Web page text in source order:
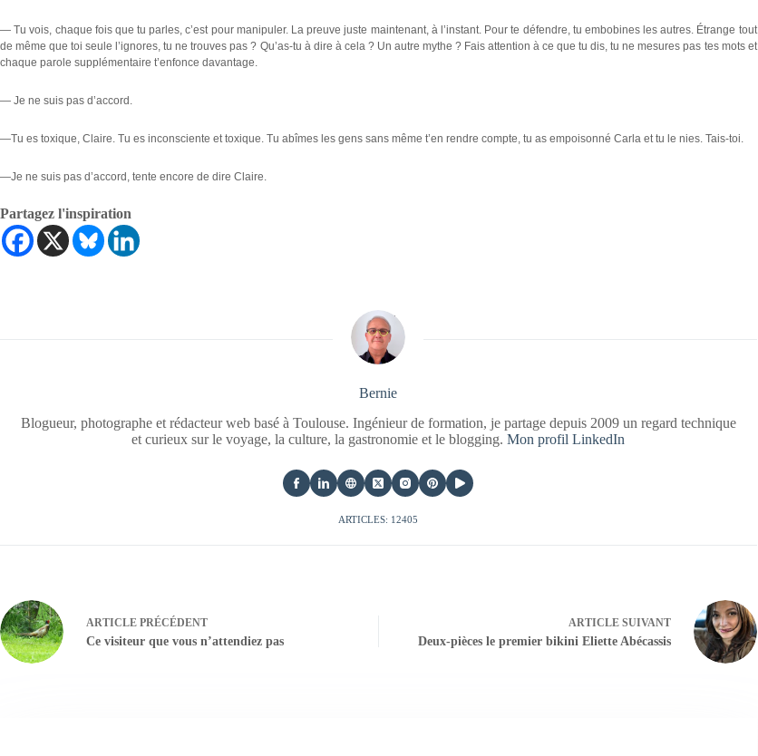
— Tu vois, chaque fois que tu parles, c’est pour manipuler. La preuve juste maintenant, à l’instant. Pour te défendre, tu embobines les autres. Étrange tout
de même que toi seule l’ignores, tu ne trouves pas ? Qu’as-tu à dire à cela ? Un autre mythe ? Fais attention à ce que tu dis, tu ne mesures pas tes mots et
chaque parole supplémentaire t’enfonce davantage.
— Je ne suis pas d’accord.
—Tu es toxique, Claire. Tu es inconsciente et toxique. Tu abîmes les gens sans même t’en rendre compte, tu as empoisonné Carla et tu le nies. Tais-toi.
—Je ne suis pas d’accord, tente encore de dire Claire.
Partagez l'inspiration
Bernie
Blogueur, photographe et rédacteur web basé à Toulouse. Ingénieur de formation, je partage depuis 2009 un regard technique
et curieux sur le voyage, la culture, la gastronomie et le blogging.Mon profil LinkedIn
ARTICLES: 12405
ARTICLE PRÉCÉDENT
Ce visiteur que vous n’attendiez pas
ARTICLESUIVANT
Deux-pièces le premier bikini Eliette Abécassis